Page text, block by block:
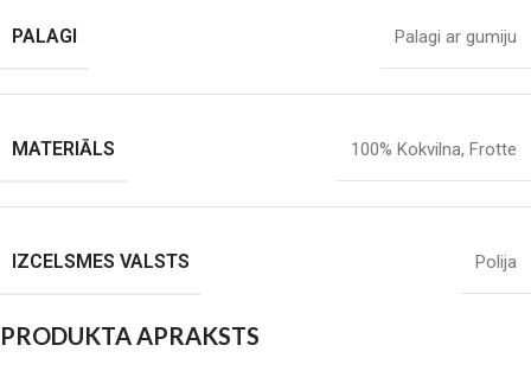
PALAGI Palagi ar gumiju
MATERIĀLS 100% Kokvilna, Frotte
IZCELSMES VALSTS Polija
PRODUKTA APRAKSTS